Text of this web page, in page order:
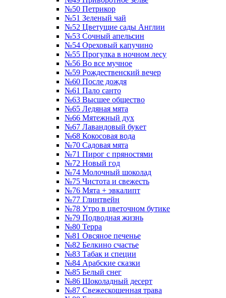
№50 Петрикор
№51 Зеленый чай
№52 Цветущие сады Англии
№53 Сочный апельсин
№54 Ореховый капучино
№55 Прогулка в ночном лесу
№56 Во все мучное
№59 Рождественский вечер
№60 После дождя
№61 Пало санто
№63 Высшее общество
№65 Ледяная мята
№66 Мятежный дух
№67 Лавандовый букет
№68 Кокосовая вода
№70 Садовая мята
№71 Пирог с пряностями
№72 Новый год
№74 Молочный шоколад
№75 Чистота и свежесть
№76 Мята + эвкалипт
№77 Глинтвейн
№78 Утро в цветочном бутике
№79 Подводная жизнь
№80 Терра
№81 Овсяное печенье
№82 Белкино счастье
№83 Табак и специи
№84 Арабские сказки
№85 Белый снег
№86 Шоколадный десерт
№87 Свежескошенная трава